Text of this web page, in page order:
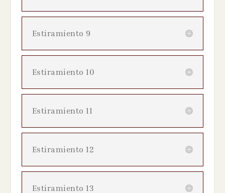
Estiramiento 9
Estiramiento 10
Estiramiento 11
Estiramiento 12
Estiramiento 13